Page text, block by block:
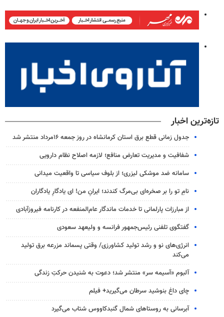
تازه‌ترین اخبار
جدول زمانی قطع برق استان کرمانشاه در روز جمعه ۱۶مرداد منتشر شد
شفافیت و مدیریت تعارض منافع؛ لازمه اصلاح نظام دارویی
سامانه ضد موشکی لیزری؛ از بلوف سیاسی تا واقعیت میدانی
نامِ تو را بر صخره‌ای بی‌مرگ کندند؛ ایرانِ من! ای یادگارِ یادگاران
از مبارزات پارلمانی تا خدمات ماندگار عام‌المنفعه در کارنامه فیروزآبادی
گفتگوی تلفنی رئیس‌جمهور فرانسه و ولیعهد سعودی
انرژی‌های نو و رشد تولید کشاورزی/ وقتی پسماند مزرعه‌ برق تولید
می‌کند
آلبوم «آسیمه سر» منتشر شد؛ دعوت به شنیدن حرکتِ زندگی
چای داغ بنوشید سرطان می‌گیرید+ فیلم
آبرسانی به روستاهای شمال گنبدکاووس شتاب می‌گیرد